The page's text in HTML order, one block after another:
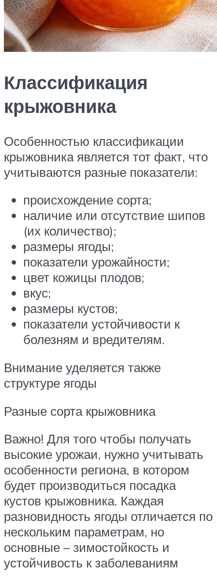
Классификация
крыжовника
Особенностью классификации
крыжовника является тот факт, что
учитываются разные показатели:
происхождение сорта;
наличие или отсутствие шипов
(их количество);
размеры ягоды;
показатели урожайности;
цвет кожицы плодов;
вкус;
размеры кустов;
показатели устойчивости к
болезням и вредителям.
Внимание уделяется также
структуре ягоды
Разные сорта крыжовника
Важно! Для того чтобы получать
высокие урожаи, нужно учитывать
особенности региона, в котором
будет производиться посадка
кустов крыжовника. Каждая
разновидность ягоды отличается по
нескольким параметрам, но
основные – зимостойкость и
устойчивость к заболеваниям